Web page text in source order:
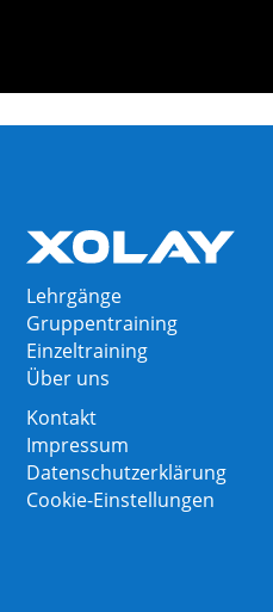
Lehrgänge
Gruppentraining
Einzeltraining
Über uns
Kontakt
Impressum
Datenschutzerklärung
Cookie-Einstellungen